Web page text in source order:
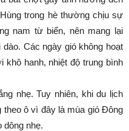
trong hè thường chịu sự
nam từ biển, nên mang lại
Các ngày gió không hoạt
khô hanh, nhiệt độ trung bình
nhẹ. Tuy nhiên, khi du lịch
theo ô vì đây là mùa gió Đông
dông nhẹ.